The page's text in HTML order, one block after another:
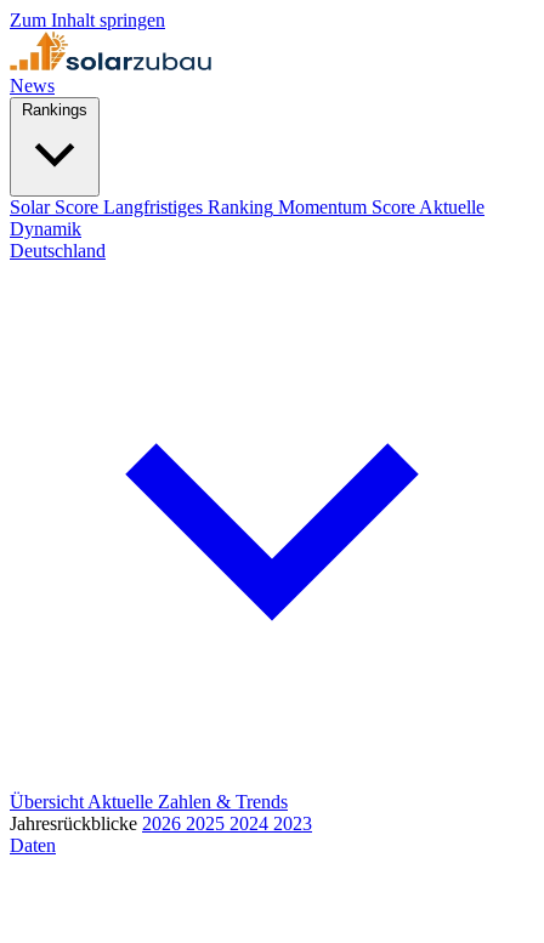
Zum Inhalt springen
News
Solar Score Langfristiges Ranking Momentum Score Aktuelle
Dynamik
Deutschland
Übersicht Aktuelle Zahlen & Trends
Jahresrückblicke 2026 2025 2024 2023
Daten